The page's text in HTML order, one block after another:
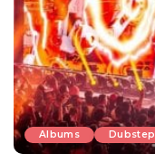
Albums Dubstep